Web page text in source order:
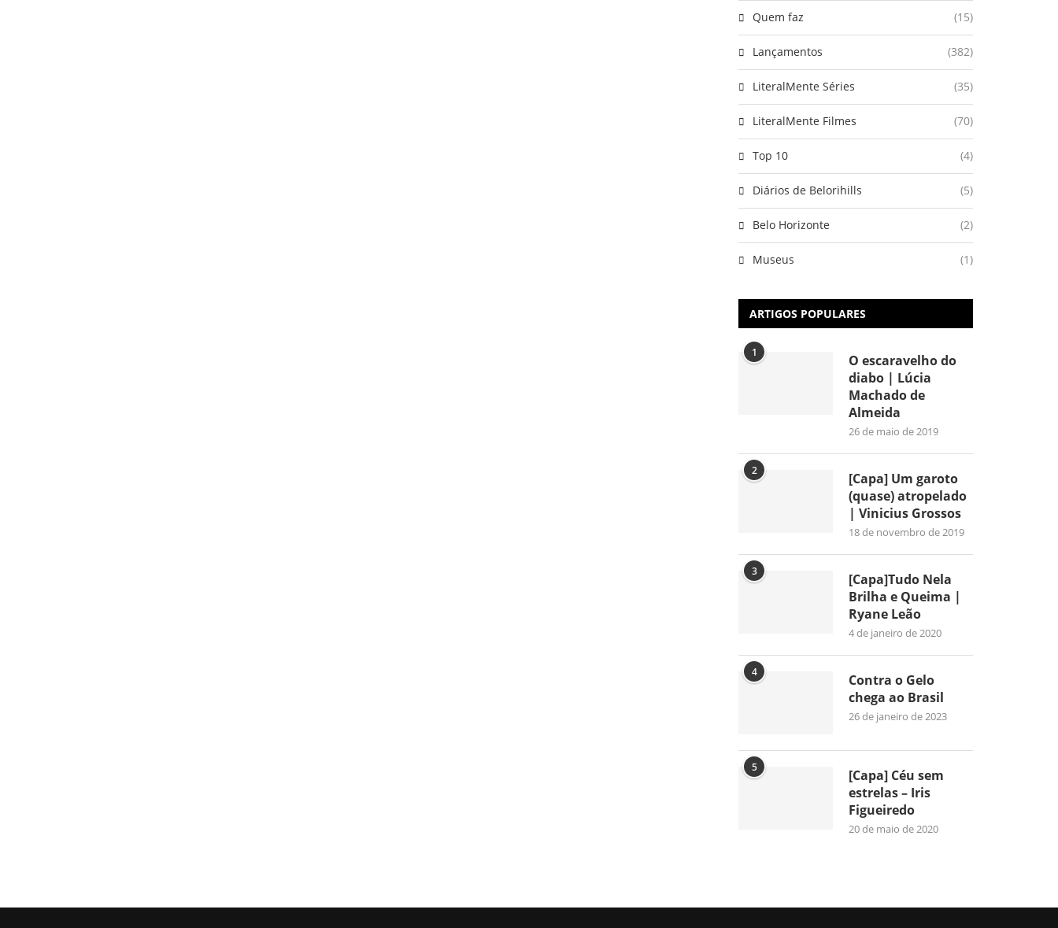
Quem faz (15)
Lançamentos (382)
LiteralMente Séries (35)
LiteralMente Filmes (70)
Top 10 (4)
Diários de Belorihills (5)
Belo Horizonte (2)
Museus (1)
ARTIGOS POPULARES
1
O escaravelho do
diabo | Lúcia
Machado de
Almeida
26 de maio de 2019
2
[Capa] Um garoto
(quase) atropelado
| Vinicius Grossos
18 de novembro de 2019
3
[Capa]Tudo Nela
Brilha e Queima |
Ryane Leão
4 de janeiro de 2020
4
Contra o Gelo
chega ao Brasil
26 de janeiro de 2023
5
[Capa] Céu sem
estrelas – Iris
Figueiredo
20 de maio de 2020